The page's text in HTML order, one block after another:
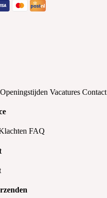
Openingstijden Vacatures Contact
FAQ